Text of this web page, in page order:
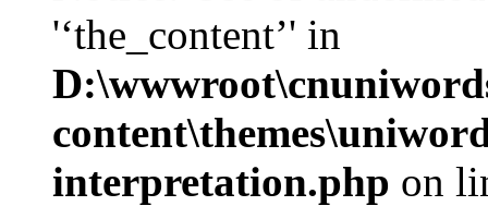
'‘the_content’' in
interpretation.php on